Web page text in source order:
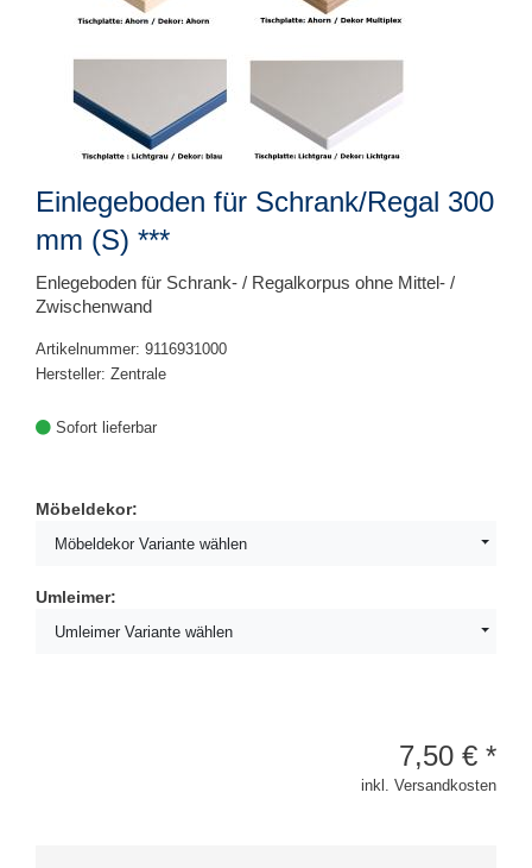
Einlegeboden für Schrank/Regal 300
mm (S) ***
Enlegeboden für Schrank- / Regalkorpus ohne Mittel- /
Zwischenwand
Artikelnummer: 9116931000
Hersteller: Zentrale
Sofort lieferbar
Möbeldekor:
Möbeldekor Variante wählen
Umleimer:
Umleimer Variante wählen
7,50 € *
inkl. Versandkosten